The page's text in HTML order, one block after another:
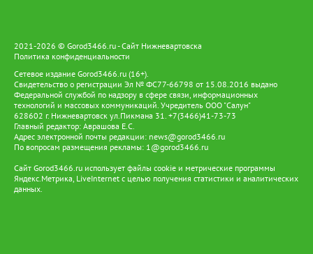
2021-2026 © Gorod3466.ru - Сайт Нижневартовска
Политика конфиденциальности
Сетевое издание Gorod3466.ru (16+).
Свидетельство о регистрации Эл № ФС77-66798 от 15.08.2016 выдано
Федеральной службой по надзору в сфере связи, информационных
технологий и массовых коммуникаций. Учредитель ООО "Салун"
628602 г. Нижневартовск ул.Пикмана 31. +7(3466)41-73-73
Главный редактор: Аврашова Е.С.
Адрес электронной почты редакции: news@gorod3466.ru
По вопросам размещения рекламы: 1@gorod3466.ru
Сайт Gorod3466.ru использует файлы cookie и метрические программы
Яндекс.Метрика, LiveInternet с целью получения статистики и аналитических
данных.